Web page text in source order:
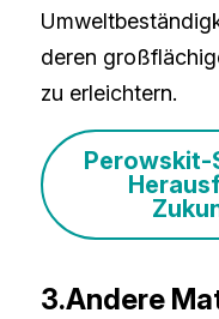
deren
zu erleichtern.
Perowskit-
3.Andere